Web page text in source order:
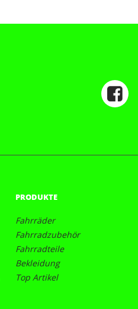
PRODUKTE
Fahrräder
Fahrradzubehör
Fahrradteile
Bekleidung
Top Artikel